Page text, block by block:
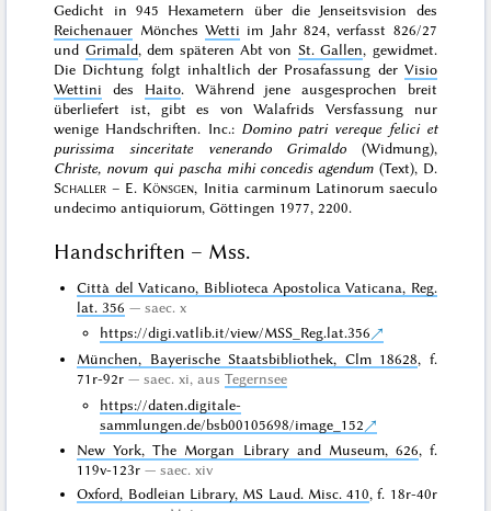
Gedicht in 945 Hexametern über die Jenseitsvision des
Reichenauer Mönches Wetti im Jahr 824, verfasst 826/27
und Grimald, dem späteren Abt von St. Gallen, gewidmet.
Die Dichtung folgt inhaltlich der Prosafassung der Visio
Wettini des Haito. Während jene ausgesprochen breit
überliefert ist, gibt es von Walafrids Versfassung nur
wenige Handschriften. Inc.: Domino patri vereque felici et
purissima sinceritate venerando Grimaldo (Widmung),
Christe, novum qui pascha mihi concedis agendum (Text), D.
Schaller – E. Könsgen, Initia carminum Latinorum saeculo
undecimo antiquiorum, Göttingen 1977, 2200.
Handschriften – Mss.
Città del Vaticano, Biblioteca Apostolica Vaticana, Reg.
lat. 356
saec. x
https://digi.vatlib.it/view/MSS_Reg.lat.356
München, Bayerische Staatsbibliothek, Clm 18628, f.
71r-92r
saec. xi, ausTegernsee
https://daten.digitale-
sammlungen.de/bsb00105698/image_152
New York, The Morgan Library and Museum, 626, f.
119v-123r
saec. xiv
Oxford, Bodleian Library, MS Laud. Misc. 410, f. 18r-40r